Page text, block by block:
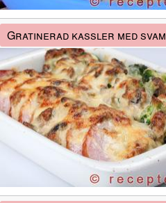
Gratinerad kassler med